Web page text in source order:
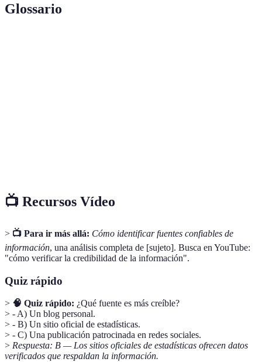
Glossario
📺 Recursos Vídeo
> 📺 Para ir más allá: Cómo identificar fuentes confiables de
información, una análisis completa de [sujeto]. Busca en YouTube:
"cómo verificar la credibilidad de la información".
Quiz rápido
> 🧠 Quiz rápido: ¿Qué fuente es más creíble?
> - A) Un blog personal.
> - B) Un sitio oficial de estadísticas.
> - C) Una publicación patrocinada en redes sociales.
> Respuesta: B — Los sitios oficiales de estadísticas ofrecen datos
verificados que respaldan la información.